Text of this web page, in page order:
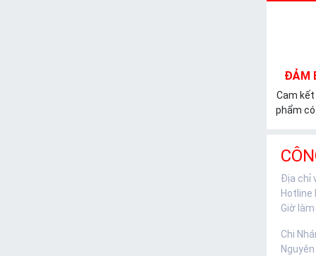
ĐẢM
Cam
phẩm
Địa chỉ
Hotline
Giờ
Chi
Nguyên